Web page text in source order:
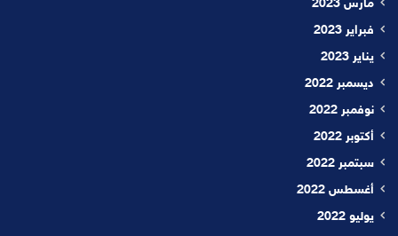
مارس 2023
فبراير 2023
يناير 2023
ديسمبر 2022
نوفمبر 2022
أكتوبر 2022
سبتمبر 2022
أغسطس 2022
يوليو 2022